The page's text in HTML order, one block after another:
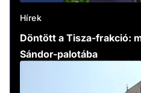
Hírek
Döntött a Tisza-frakció:
Sándor-palotába